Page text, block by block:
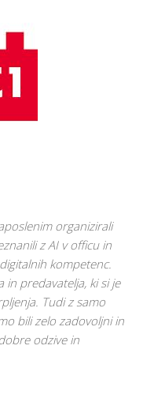
organizirali
z AI v officu in
kompetenc.
in predavatelja, ki si je
Tudi z samo
bili zelo zadovoljni in
odzive in